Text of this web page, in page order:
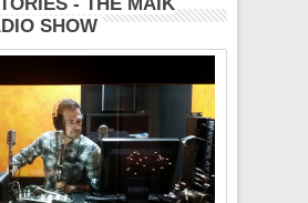
- THE MAIK
SHOW